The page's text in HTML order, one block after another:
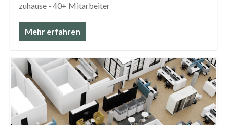
zuhause - 40+ Mitarbeiter
Mehr erfahren